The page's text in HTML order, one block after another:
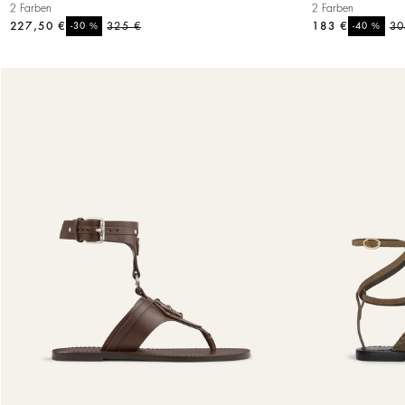
2 Farben
325 €
-30 %
227,50 €
2 Farben
-40%
183 €